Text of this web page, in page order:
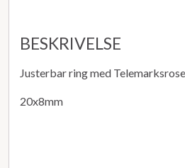
BESKRIVELSE
Justerbar ring med
20x8mm